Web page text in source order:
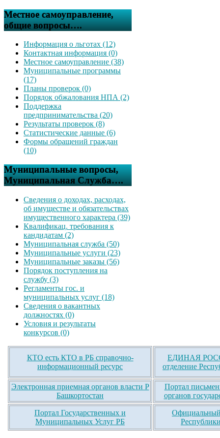
Местное самоуправление,
общие вопросы….
Информация о льготах (12)
Контактная информация (0)
Местное самоуправление (38)
Муниципальные программы
(17)
Планы проверок (0)
Порядок обжалования НПА (2)
Поддержка
предпринимательства (20)
Результаты проверок (8)
Статистические данные (6)
Формы обращений граждан
(10)
Муниципальные вопросы,
Муниципальная Служба….
Сведения о доходах, расходах,
об имуществе и обязательствах
имущественного характера (39)
Квалификац. требования к
кандидатам (2)
Муниципальная служба (50)
Муниципальные услуги (23)
Муниципальные заказы (56)
Порядок поступления на
службу (3)
Регламенты гос. и
муниципальных услуг (18)
Сведения о вакантных
должностях (0)
Условия и результаты
конкурсов (0)
КТО есть КТО в РБ справочно-
информационный ресурс
ЕДИНАЯ
отделение
Электронная приемная органов власти Р
Башкортостан
Портал
органов
Портал Государственных и
Муниципальных Услуг РБ
Официальный